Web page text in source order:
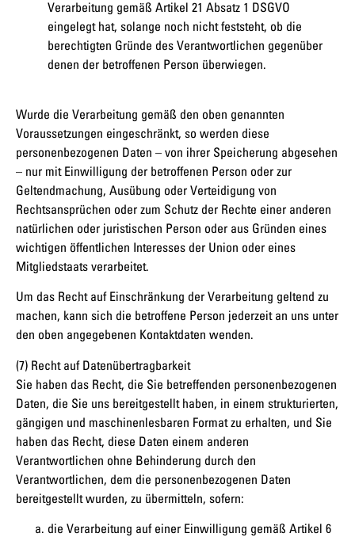
Verarbeitung gemäß Artikel 21 Absatz 1 DSGVO
eingelegt hat, solange noch nicht feststeht, ob die
berechtigten Gründe des Verantwortlichen gegenüber
denen der betroffenen Person überwiegen.
Wurde die Verarbeitung gemäß den oben genannten
Voraussetzungen eingeschränkt, so werden diese
personenbezogenen Daten – von ihrer Speicherung abgesehen
– nur mit Einwilligung der betroffenen Person oder zur
Geltendmachung, Ausübung oder Verteidigung von
Rechtsansprüchen oder zum Schutz der Rechte einer anderen
natürlichen oder juristischen Person oder aus Gründen eines
wichtigen öffentlichen Interesses der Union oder eines
Mitgliedstaats verarbeitet.
Um das Recht auf Einschränkung der Verarbeitung geltend zu
machen, kann sich die betroffene Person jederzeit an uns unter
den oben angegebenen Kontaktdaten wenden.
(7) Recht auf Datenübertragbarkeit
Sie haben das Recht, die Sie betreffenden personenbezogenen
Daten, die Sie uns bereitgestellt haben, in einem strukturierten,
gängigen und maschinenlesbaren Format zu erhalten, und Sie
haben das Recht, diese Daten einem anderen
Verantwortlichen ohne Behinderung durch den
Verantwortlichen, dem die personenbezogenen Daten
bereitgestellt wurden, zu übermitteln, sofern:
die Verarbeitung auf einer Einwilligung gemäß Artikel 6